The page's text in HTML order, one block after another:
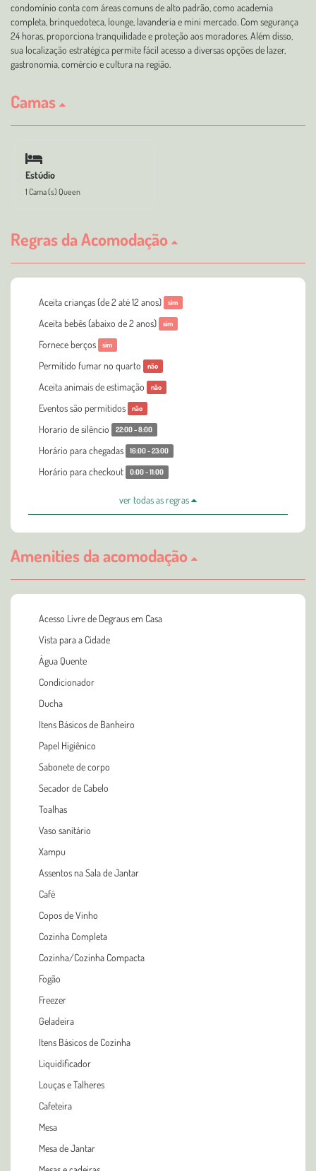
condomínio conta com áreas comuns de alto padrão, como academia
completa, brinquedoteca, lounge, lavanderia e mini mercado. Com segurança
24 horas, proporciona tranquilidade e proteção aos moradores. Além disso,
sua localização estratégica permite fácil acesso a diversas opções de lazer,
gastronomia, comércio e cultura na região.
Camas
Estúdio
1 Cama (s) Queen
Regras da Acomodação
Aceita crianças (de 2 até 12 anos) sim
Aceita bebês (abaixo de 2 anos) sim
Fornece berços sim
Permitido fumar no quarto não
Aceita animais de estimação não
Eventos são permitidos não
Horario de silêncio 22:00 - 8:00
Horário para chegadas 16:00 - 23:00
Horário para checkout 0:00 - 11:00
ver todas as regras
Amenities da acomodação
Acesso Livre de Degraus em Casa
Vista para a Cidade
Água Quente
Condicionador
Ducha
Itens Básicos de Banheiro
Papel Higiênico
Sabonete de corpo
Secador de Cabelo
Toalhas
Vaso sanitário
Xampu
Assentos na Sala de Jantar
Café
Copos de Vinho
Cozinha Completa
Cozinha/Cozinha Compacta
Fogão
Freezer
Geladeira
Itens Básicos de Cozinha
Liquidificador
Louças e Talheres
Cafeteira
Mesa
Mesa de Jantar